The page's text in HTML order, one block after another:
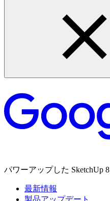
パワーアップした SketchUp 8
最新情報
製品アップデート